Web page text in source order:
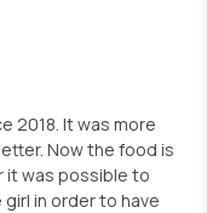
2018. It was more
Now the food is
it was possible to
in order to have